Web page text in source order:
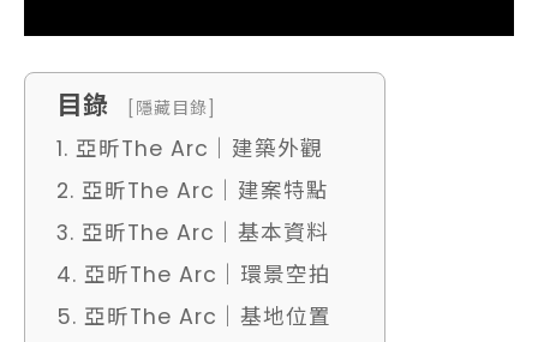
目錄 [隱藏目錄]
1. 亞昕The Arc｜建築外觀
2. 亞昕The Arc｜建案特點
3. 亞昕The Arc｜基本資料
4. 亞昕The Arc｜環景空拍
5. 亞昕The Arc｜基地位置